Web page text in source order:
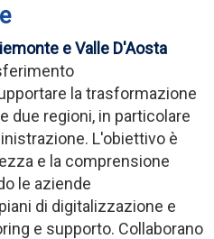
e Valle D'Aosta
la trasformazione
due regioni, in particolare
L'obiettivo è
e la comprensione
le aziende
di digitalizzazione e
e supporto. Collaborano